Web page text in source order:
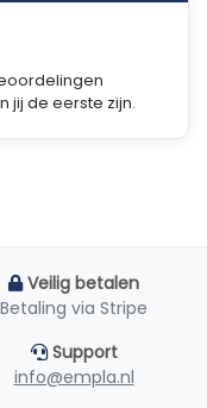
jij de eerste zijn.
Veilig betalen
Betaling via Stripe
Support
info@empla.nl